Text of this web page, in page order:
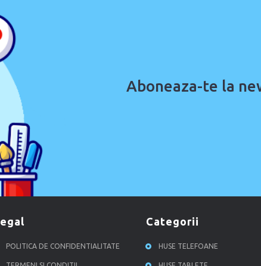
Aboneaza-te la
legal
POLITICA DE CONFIDENTIALITATE
categorii
HUSE TELEFOANE